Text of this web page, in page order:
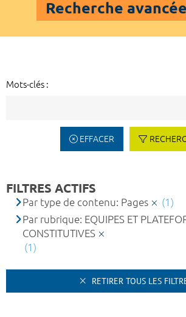
Recherche avancée
Mots-clés :
EFFACER
FILTRES ACTIFS
Par type de contenu: Pages
(1)
Par rubrique: EQUIPES ET
CONSTITUTIVES
(1)
RETIRER TOUS LES